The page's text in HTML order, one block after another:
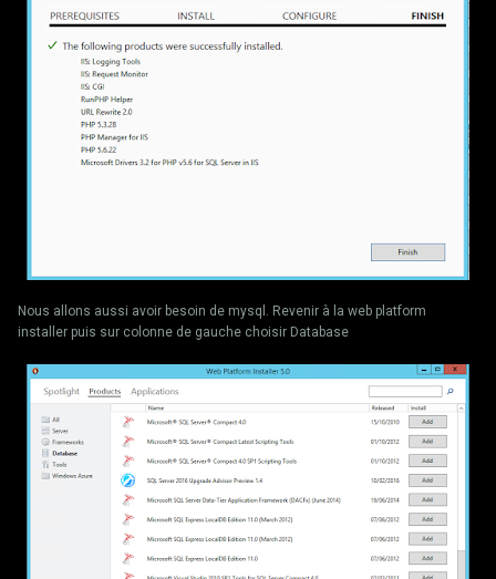
Nous allons aussi avoir besoin de mysql. Revenir à la web platform
installer puis sur colonne de gauche choisir Database